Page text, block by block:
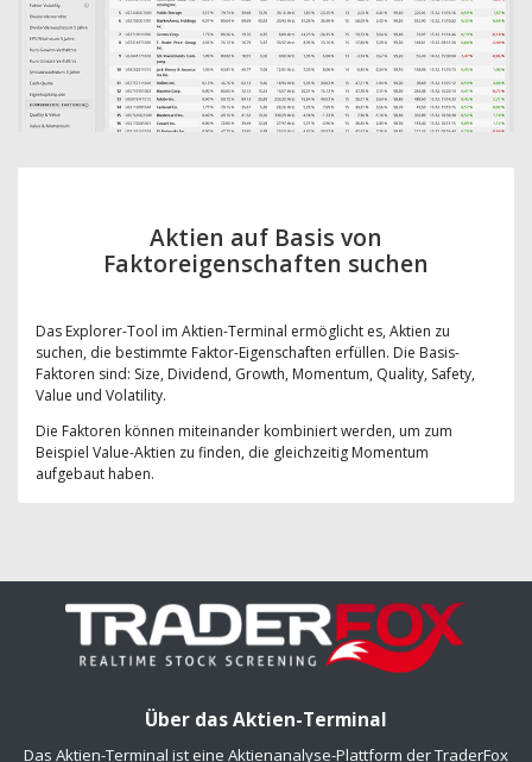
Aktien auf Basis von
Faktoreigenschaften suchen
Das Explorer-Tool im Aktien-Terminal ermöglicht es, Aktien zu
suchen, die bestimmte Faktor-Eigenschaften erfüllen. Die Basis-
Faktoren sind: Size, Dividend, Growth, Momentum, Quality, Safety,
Value und Volatility.
Die Faktoren können miteinander kombiniert werden, um zum
Beispiel Value-Aktien zu finden, die gleichzeitig Momentum
aufgebaut haben.
Über das Aktien-Terminal
Das Aktien-Terminal ist eine Aktienanalyse-Plattform der TraderFox